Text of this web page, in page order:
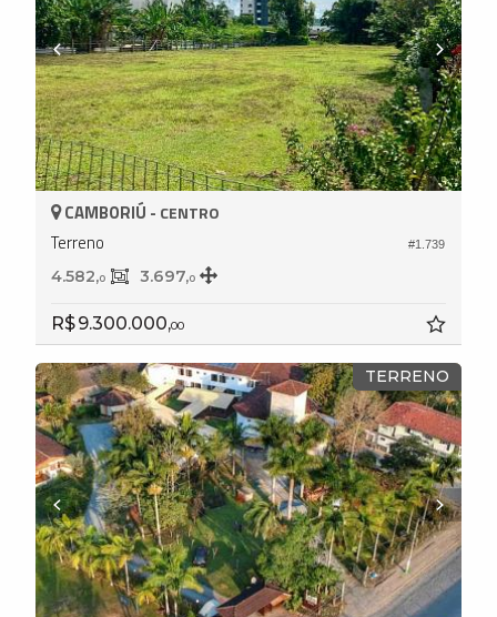
#1.739
CAMBORIÚ - CENTRO
Terreno
4.582,0 3.697,0
R$ 9.300.000,00
TERRENO